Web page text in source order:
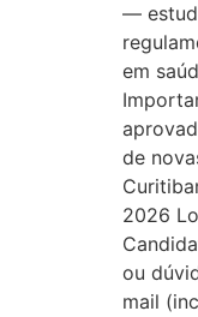
—
em
de
2026
ou
mail